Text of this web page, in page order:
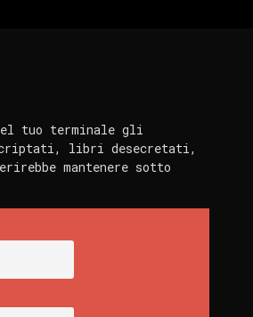
tuo terminale gli
libri desecretati,
mantenere sotto